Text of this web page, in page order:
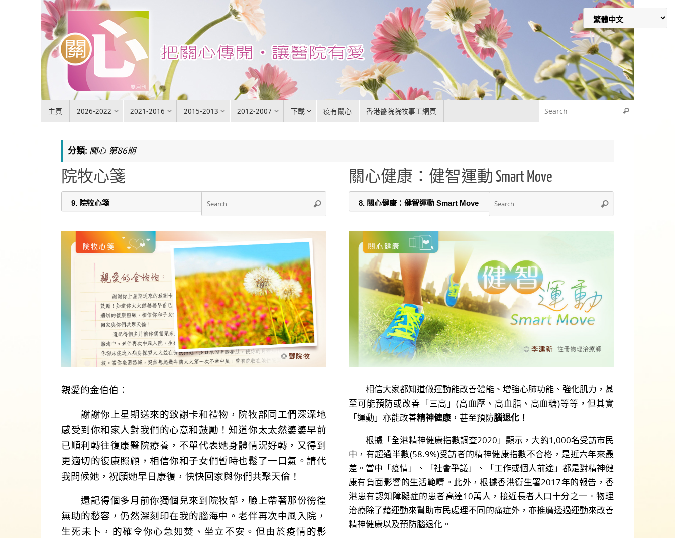
主頁 2026-2022 2021-2016 2015-2013 2012-2007 下載 疫有關心 香港醫院院牧事工網頁 Search
分類: 關心 第86期
院牧心箋
Search
親愛的金伯伯︰
謝謝你上星期送來的致謝卡和禮物，院牧部同工們深深地
感受到你和家人對我們的心意和鼓勵！知道你太太然婆婆早前
已順利轉往復康醫院療養，不單代表她身體情況好轉，又得到
更適切的復康照顧，相信你和子女們暫時也鬆了一口氣。請代
我問候她，祝願她早日康復，快快回家與你們共聚天倫！
還記得個多月前你獨個兒來到院牧部，臉上帶著那份徬徨
無助的愁容，仍然深刻印在我的腦海中。老伴再次中風入院，
生死未卜，的確令你心急如焚、坐立不安。但由於疫情的影
關心健康：健智運動 Smart Move
Search
相信大家都知道做運動能改善體能、增強心肺功能、強化肌力，甚
至可能預防或改善「三高」(高血壓、高血脂、高血糖)等等，但其實
「運動」亦能改善精神健康 ，甚至預防腦退化！
根據「全港精神健康指數調查2020」顯示，大約1,000名受訪市民
中，有超過半數(58.9%)受訪者的精神健康指數不合格，是近六年來最
差。當中「疫情」、「社會爭議」、「工作或個人前途」都是對精神健
康有負面影響的生活範疇。此外，根據香港衞生署2017年的報告，香
港患有認知障礙症的患者高達10萬人，接近長者人口十分之一。物理
治療除了藉運動來幫助市民處理不同的痛症外，亦推廣透過運動來改善
精神健康以及預防腦退化。